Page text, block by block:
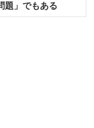
題」でもある